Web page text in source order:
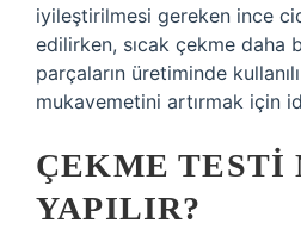
iyileştirilmesi gereken ince
edilirken, sıcak çekme daha
parçaların üretiminde
mukavemetini artırmak için
ÇEKME TESTI
YAPILIR?